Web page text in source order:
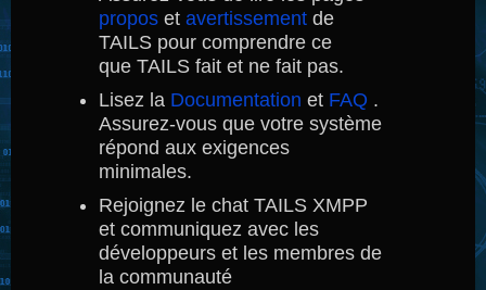
propos et avertissement de
TAILS pour comprendre ce
que TAILS fait et ne fait pas.
Lisez la Documentation et FAQ .
Assurez-vous que votre système
répond aux exigences
minimales.
Rejoignez le chat TAILS XMPP
et communiquez avec les
développeurs et les membres de
la communauté